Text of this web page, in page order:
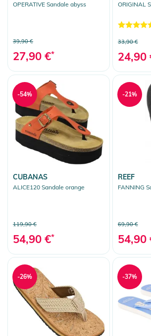
OPERATIVE Sandale abyss
39,90 €
27,90 €*
ORIGINAL
33,90 €
24,90
CUBANAS
ALICE120 Sandale orange
119,90 €
54,90 €*
-54%
REEF
FANNING
69,90 €
54,90
-21%
-26% -37%